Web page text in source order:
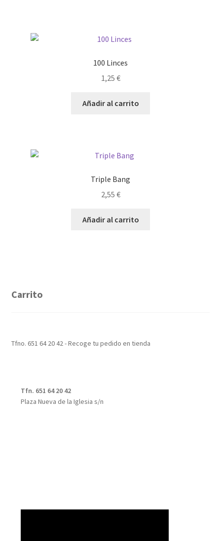
100 Linces
1,25 €
Añadir al carrito
Triple Bang
2,55 €
Añadir al carrito
Carrito
Tfno. 651 64 20 42 - Recoge tu pedido en tienda
Tfn. 651 64 20 42
Plaza Nueva de la Iglesia s/n